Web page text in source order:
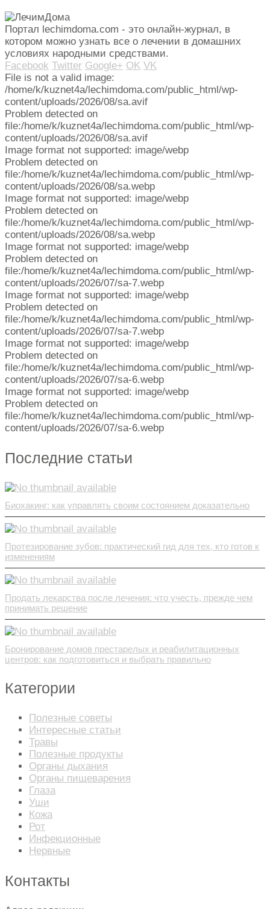
Портал lechimdoma.com - это онлайн-журнал, в
котором можно узнать все о лечении в домашних
условиях народными средствами.
Facebook Twitter Google+ OK VK
File is not a valid image:
/home/k/kuznet4a/lechimdoma.com/public_html/wp-
content/uploads/2026/08/sa.avif
Problem detected on
file:/home/k/kuznet4a/lechimdoma.com/public_html/wp-
content/uploads/2026/08/sa.avif
Image format not supported: image/webp
Problem detected on
file:/home/k/kuznet4a/lechimdoma.com/public_html/wp-
content/uploads/2026/08/sa.webp
Image format not supported: image/webp
Problem detected on
file:/home/k/kuznet4a/lechimdoma.com/public_html/wp-
content/uploads/2026/08/sa.webp
Image format not supported: image/webp
Problem detected on
file:/home/k/kuznet4a/lechimdoma.com/public_html/wp-
content/uploads/2026/07/sa-7.webp
Image format not supported: image/webp
Problem detected on
file:/home/k/kuznet4a/lechimdoma.com/public_html/wp-
content/uploads/2026/07/sa-7.webp
Image format not supported: image/webp
Problem detected on
file:/home/k/kuznet4a/lechimdoma.com/public_html/wp-
content/uploads/2026/07/sa-6.webp
Image format not supported: image/webp
Problem detected on
file:/home/k/kuznet4a/lechimdoma.com/public_html/wp-
content/uploads/2026/07/sa-6.webp
Последние статьи
Биохакинг: как управлять своим состоянием доказательно
Протезирование зубов: практический гид для тех, кто готов к
изменениям
Продать лекарства после лечения: что учесть, прежде чем
принимать решение
Бронирование домов престарелых и реабилитационных
центров: как подготовиться и выбрать правильно
Категории
Полезные советы
Интересные статьи
Травы
Полезные продукты
Органы дыхания
Органы пищеварения
Глаза
Уши
Кожа
Рот
Инфекционные
Нервные
Контакты